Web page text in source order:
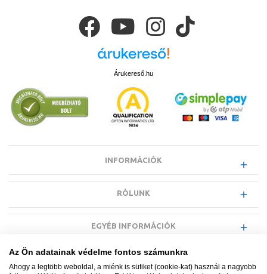
Árukereső.hu
INFORMÁCIÓK
RÓLUNK
EGYÉB INFORMÁCIÓK
Az Ön adatainak védelme fontos számunkra
Ahogy a legtöbb weboldal, a miénk is sütiket (cookie-kat) használ a nagyobb